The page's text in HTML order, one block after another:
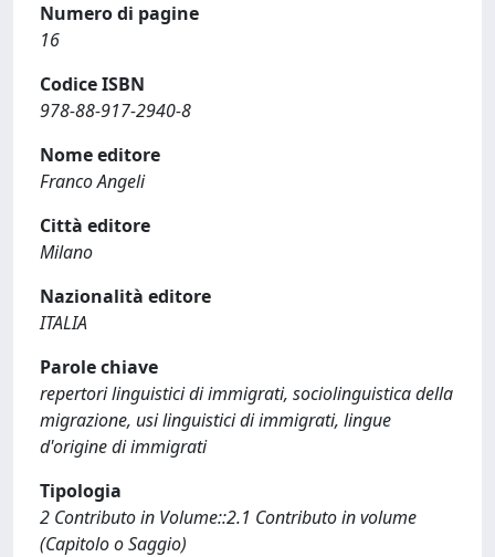
Numero di pagine
16
Codice ISBN
978-88-917-2940-8
Nome editore
Franco Angeli
Città editore
Milano
Nazionalità editore
ITALIA
Parole chiave
repertori linguistici di immigrati, sociolinguistica della
migrazione, usi linguistici di immigrati, lingue
d'origine di immigrati
Tipologia
2 Contributo in Volume::2.1 Contributo in volume
(Capitolo o Saggio)